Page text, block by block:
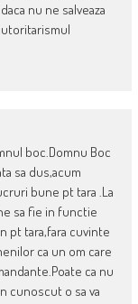
nu ne salveaza
boc.Domnu Boc
sa dus,acum
bune pt tara .La
sa fie in functie
pt tara,fara cuvinte
ca un om care
ca nu
cunoscut o sa va